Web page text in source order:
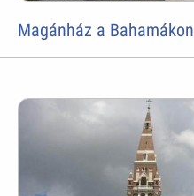
Magánház a Bahamákon